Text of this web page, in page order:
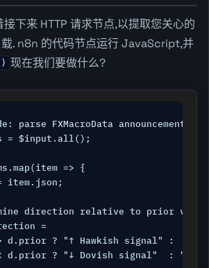
接下来 HTTP 请求节点,以提取您关心的
. n8n 的代码节点运行 JavaScript,并
现在我们要做什么?
parse FXMacroData announcement
= $input.all();
=> {
item.json;
direction relative to prior value
=
d.prior ? "↑ Hawkish signal" :
d.prior ? "↓ Dovish signal"  : "→